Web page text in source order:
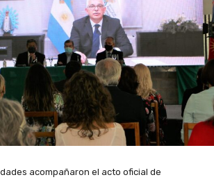
acompañaron el acto oficial de